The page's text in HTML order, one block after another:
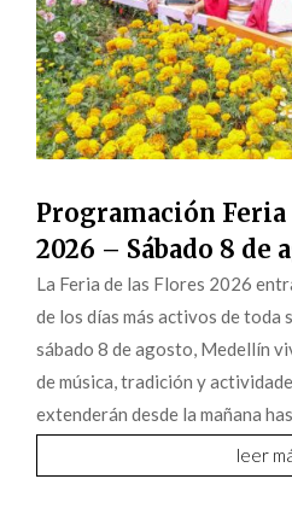
Programación Feria
2026 – Sábado 8 de
La Feria de las Flores 2026
de los días más activos de toda
sábado 8 de agosto, Medellín
de música, tradición y
extenderán desde la mañana
leer